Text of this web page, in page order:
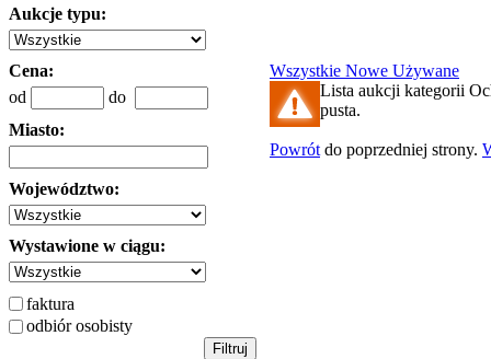
Aukcje typu:
Cena:
od
do
Miasto:
Województwo:
Wystawione w ciągu:
faktura
odbiór osobisty
Wszystkie Nowe Używane
Lista aukcji kategorii
pusta.
Powrót do poprzedniej strony.